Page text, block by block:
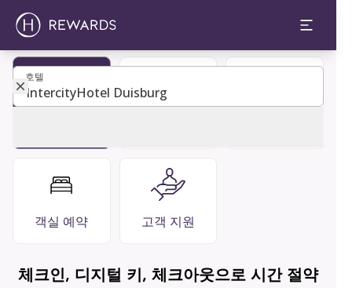
호텔
호텔
객실 예약 고객 지원
체크인, 디지털 키, 체크아웃으로 시간 절약